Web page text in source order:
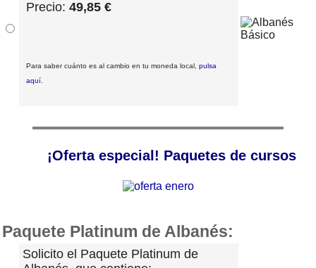
Precio: 49,85 €
Para saber cuánto es al cambio en tu moneda local, pulsa
aquí
¡Oferta especial! Paquetes de cursos
Paquete Platinum de Albanés:
Solicito el Paquete Platinum de